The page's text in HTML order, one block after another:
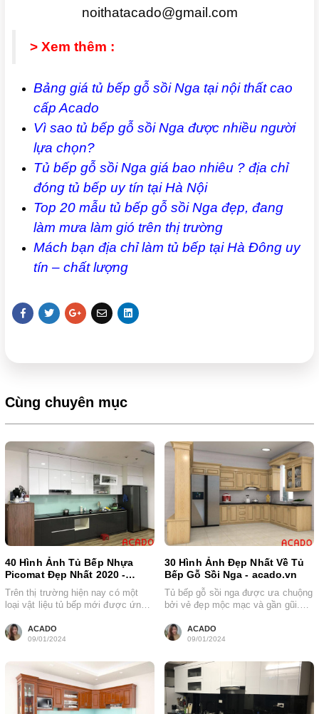
noithatacado@gmail.com
> Xem thêm :
Bảng giá tủ bếp gỗ sồi Nga tại nội thất cao
cấp Acado
Vì sao tủ bếp gỗ sồi Nga được nhiều người
lựa chọn?
Tủ bếp gỗ sồi Nga giá bao nhiêu ? địa chỉ
đóng tủ bếp uy tín tại Hà Nội
Top 20 mẫu tủ bếp gỗ sồi Nga đẹp, đang
làm mưa làm gió trên thị trường
Mách bạn địa chỉ làm tủ bếp tại Hà Đông uy
tín – chất lượng
Cùng chuyên mục
40 Hình Ảnh Tủ Bếp Nhựa
Picomat Đẹp Nhất 2020 -
acado.vn
Trên thị trường hiện nay có một
loại vật liệu tủ bếp mới được ứng
ACADO
09/01/2024
30 Hình Ảnh Đẹp Nhất Về Tủ
Bếp Gỗ Sồi Nga - acado.vn
Tủ bếp gỗ sồi nga được ưa chuộng
bởi vẻ đẹp mộc mạc và gần gũi.
ACADO
09/01/2024